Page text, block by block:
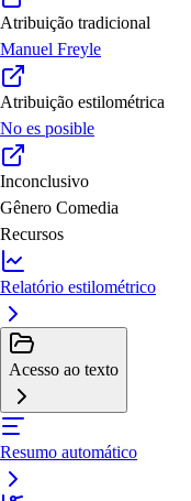
Atribuição tradicional
Manuel Freyle
Atribuição estilométrica
No es posible
Inconclusivo
Gênero Comedia
Recursos
Relatório estilométrico
Acesso ao texto
Resumo automático